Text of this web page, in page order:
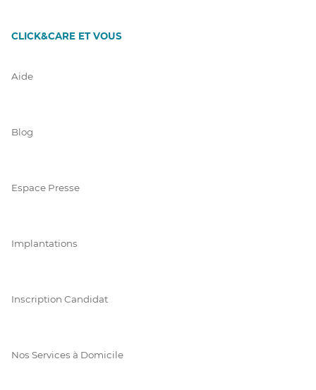
CLICK&CARE ET VOUS
Aide
Blog
Espace Presse
Implantations
Inscription Candidat
Nos Services à Domicile